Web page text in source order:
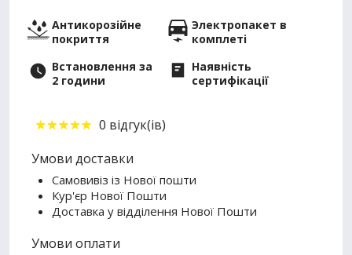
Антикорозійне
покриття
Электропакет в
комплеті
Встановлення за
2 години
Наявність
сертифікації
0 відгук(ів)
Умови доставки
Самовивіз із Нової пошти
Кур'єр Нової Пошти
Доставка у відділення Нової Пошти
Умови оплати